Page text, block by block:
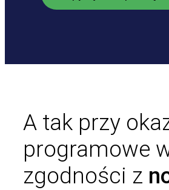
A tak przy
programowe
zgodności z